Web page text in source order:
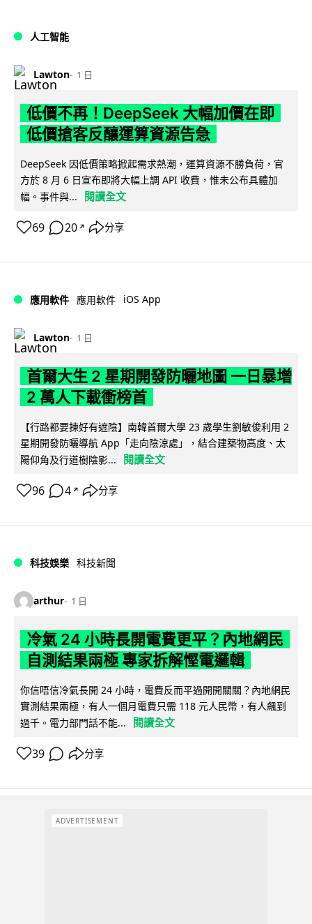
人工智能
Lawton 1 日
低價不再！DeepSeek 大幅加價在即
低價搶客反釀運算資源告急
DeepSeek 因低價策略掀起需求熱潮，運算資源不勝負荷，官
方於 8 月 6 日宣布即將大幅上調 API 收費，惟未公布具體加
幅。事件與...
閱讀全文
69 20 ↗ 分享
應用軟件 應用軟件 iOS App
Lawton 1 日
首爾大生 2 星期開發防曬地圖 一日暴增
2 萬人下載衝榜首
【行路都要揀好有遮陰】南韓首爾大學 23 歲學生劉敏俊利用 2
星期開發防曬導航 App「走向陰涼處」，結合建築物高度、太
陽仰角及行道樹陰影...
閱讀全文
96 4 ↗ 分享
科技娛樂 科技新聞
arthur 1 日
冷氣 24 小時長開電費更平？內地網民
自測結果兩極 專家拆解慳電邏輯
你信唔信冷氣長開 24 小時，電費反而平過開開關關？內地網民
實測結果兩極，有人一個月電費只需 118 元人民幣，有人飆到
過千。電力部門話不能...
閱讀全文
39 分享
ADVERTISEMENT